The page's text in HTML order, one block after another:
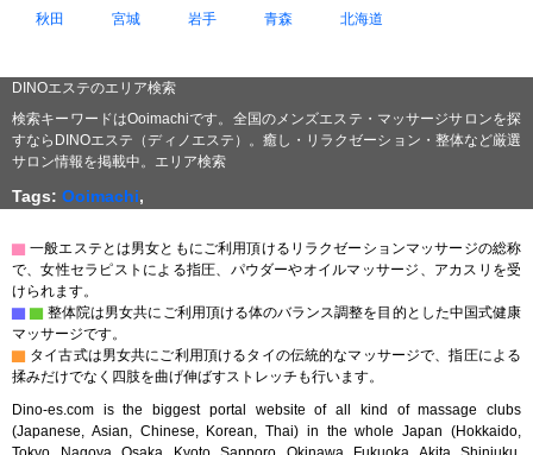
秋田 宮城 岩手 青森 北海道
DINOエステのエリア検索
検索キーワードはOoimachiです。全国のメンズエステ・マッサージサロンを探
すならDINOエステ（ディノエステ）。癒し・リラクゼーション・整体など厳選
サロン情報を掲載中。エリア検索
Tags: Ooimachi,
▇ 一般エステとは男女ともにご利用頂けるリラクゼーションマッサージの総称
で、女性セラピストによる指圧、パウダーやオイルマッサージ、アカスリを受
けられます。
▇ ▇ 整体院は男女共にご利用頂ける体のバランス調整を目的とした中国式健康
マッサージです。
▇ タイ古式は男女共にご利用頂けるタイの伝統的なマッサージで、指圧による
揉みだけでなく四肢を曲げ伸ばすストレッチも行います。
Dino-es.com is the biggest portal website of all kind of massage clubs
(Japanese, Asian, Chinese, Korean, Thai) in the whole Japan (Hokkaido,